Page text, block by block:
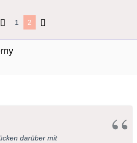
1 2
darüber mit